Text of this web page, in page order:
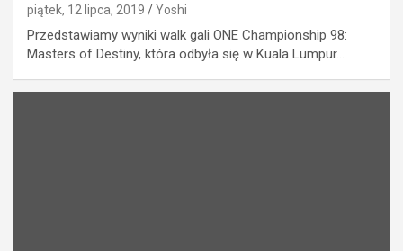
piątek, 12 lipca, 2019 Yoshi
Przedstawiamy wyniki walk gali ONE Championship 98:
Masters of Destiny, która odbyła się w Kuala Lumpur…